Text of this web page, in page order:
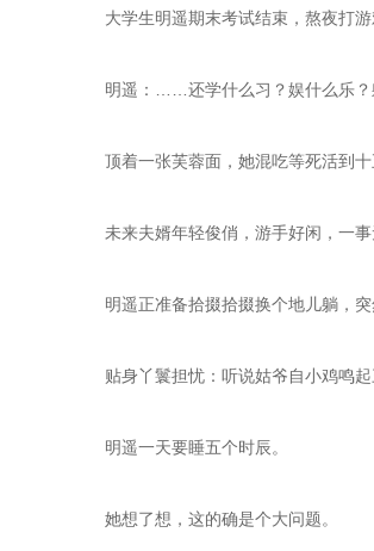
大学生明遥期末考试结束，熬夜打游
明遥：……还学什么习？娱什么乐？
顶着一张芙蓉面，她混吃等死活到十
未来夫婿年轻俊俏，游手好闲，一事
明遥正准备拾掇拾掇换个地儿躺，突
贴身丫鬟担忧：听说姑爷自小鸡鸣起
明遥一天要睡五个时辰。
她想了想，这的确是个大问题。